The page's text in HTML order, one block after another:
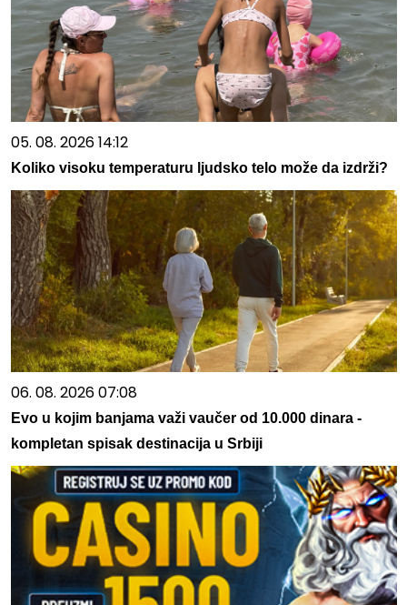
05. 08. 2026 14:12
Koliko visoku temperaturu ljudsko telo može da izdrži?
06. 08. 2026 07:08
Evo u kojim banjama važi vaučer od 10.000 dinara -
kompletan spisak destinacija u Srbiji